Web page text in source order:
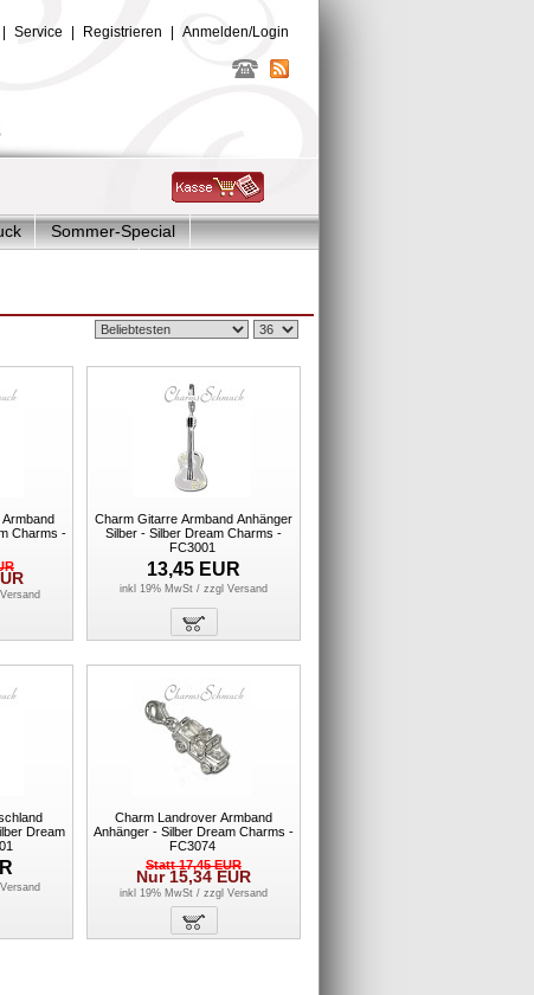
Service Registrieren Anmelden/Login
Sommer-Special
Charms -
Versand
Charm Gitarre Armband Anhänger
Silber - Silber Dream Charms -
FC3001
13,45 EUR
inkl 19% MwSt / zzgl Versand
Dream
Versand
Charm Landrover Armband
Anhänger - Silber Dream Charms -
FC3074
Statt17,45EUR
Nur15,34EUR
inkl 19% MwSt / zzgl Versand